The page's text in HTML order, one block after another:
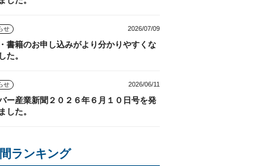
せ 2026/07/09
書籍のお申し込みがより分かりやすくな
た。
せ 2026/06/11
ー産業新聞２０２６年６月１０日号を発
した。
ランキング